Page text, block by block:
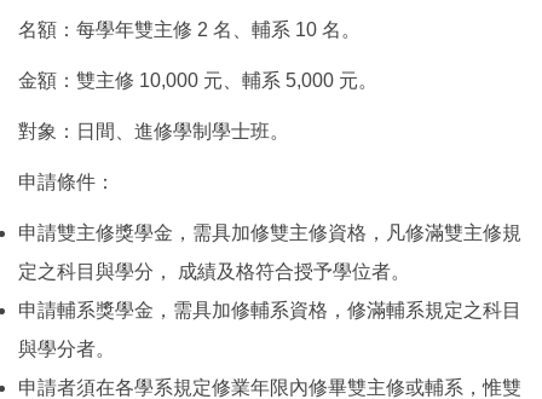
名額：每學年雙主修 2 名、輔系 10 名。
金額：雙主修 10,000 元、輔系 5,000 元。
對象：日間、進修學制學士班。
申請條件：
申請雙主修獎學金，需具加修雙主修資格，凡修滿雙主修規
定之科目與學分， 成績及格符合授予學位者。
申請輔系獎學金，需具加修輔系資格，修滿輔系規定之科目
與學分者。
申請者須在各學系規定修業年限內修畢雙主修或輔系，惟雙